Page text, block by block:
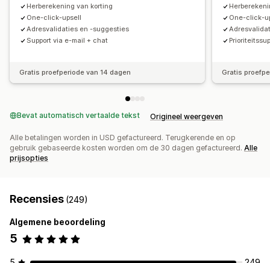
Upgrade van abonnement
Analytics
Conversiepercentages
Herberekening van korting
One-click-upsell
Adresvalidaties en -suggesties
Support via e-mail + chat
Gratis proefperiode van 14 dagen
One-click-
Gratis
Bevat automatisch vertaalde tekst Origineel weergeven
Alle betalingen worden in USD gefactureerd. Terugkerende en op
gebruik gebaseerde kosten worden om de 30 dagen gefactureerd. Alle
prijsopties
Recensies (249)
Algemene beoordeling
5